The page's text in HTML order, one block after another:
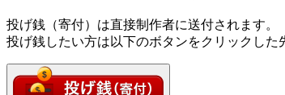
投げ銭（寄付）は直接制作者に送付されます。
投げ銭したい方は以下のボタンをクリックした